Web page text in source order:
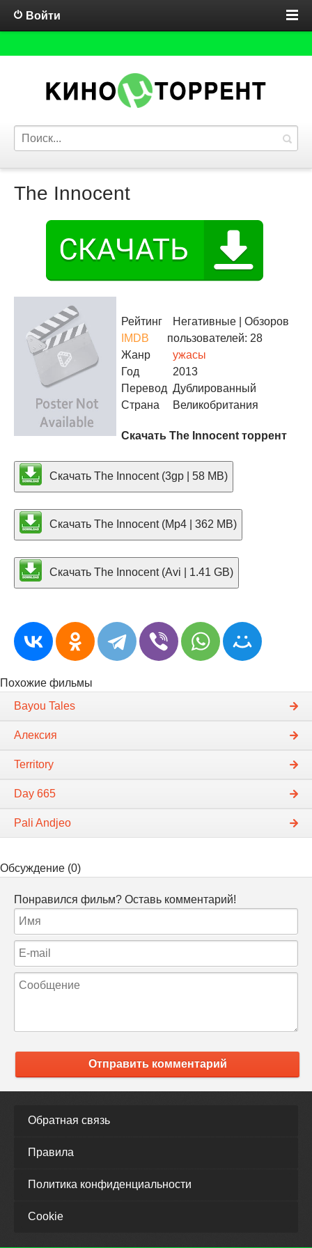
Войти
The Innocent
Рейтинг
IMDB
Негативные | Обзоров
пользователей: 28
Жанр
ужасы
Год
2013
Перевод Дублированный
Страна
Великобритания
Скачать The Innocent торрент
Скачать The Innocent (3gp | 58 MB)
Скачать The Innocent (Mp4 | 362 MB)
Скачать The Innocent (Avi | 1.41 GB)
Похожие фильмы
Bayou Tales
Алексия
Territory
Day 665
Pali Andjeo
Обсуждение (0)
Понравился фильм? Оставь комментарий!
Отправить комментарий
Обратная связь
Правила
Политика конфиденциальности
Cookie